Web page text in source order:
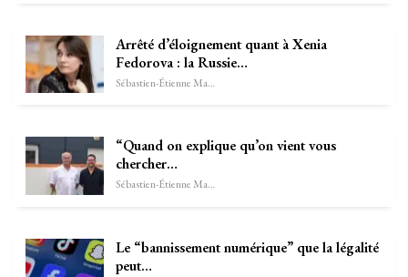
Arrêté d’éloignement quant à Xenia
Fedorova : la Russie…
Sébastien-Étienne Marechal
“Quand on explique qu’on vient vous
chercher…
Sébastien-Étienne Marechal
Le “bannissement numérique” que la légalité
peut…